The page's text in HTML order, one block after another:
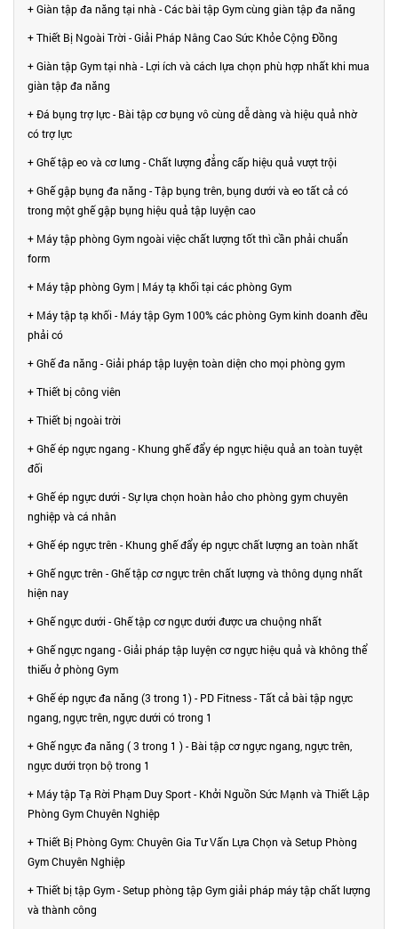
+ Giàn tập đa năng tại nhà - Các bài tập Gym cùng giàn tập đa năng
+ Thiết Bị Ngoài Trời - Giải Pháp Nâng Cao Sức Khỏe Cộng Đồng
+ Giàn tập Gym tại nhà - Lợi ích và cách lựa chọn phù hợp nhất khi mua
giàn tập đa năng
+ Đá bụng trợ lực - Bài tập cơ bụng vô cùng dễ dàng và hiệu quả nhờ
có trợ lực
+ Ghế tập eo và cơ lưng - Chất lượng đẳng cấp hiệu quả vượt trội
+ Ghế gập bụng đa năng - Tập bụng trên, bụng dưới và eo tất cả có
trong một ghế gập bụng hiệu quả tập luyện cao
+ Máy tập phòng Gym ngoài việc chất lượng tốt thì cần phải chuẩn
form
+ Máy tập phòng Gym | Máy tạ khối tại các phòng Gym
+ Máy tập tạ khối - Máy tập Gym 100% các phòng Gym kinh doanh đều
phải có
+ Ghế đa năng - Giải pháp tập luyện toàn diện cho mọi phòng gym
+ Thiết bị công viên
+ Thiết bị ngoài trời
+ Ghế ép ngực ngang - Khung ghế đẩy ép ngực hiệu quả an toàn tuyệt
đối
+ Ghế ép ngực dưới - Sự lựa chọn hoàn hảo cho phòng gym chuyên
nghiệp và cá nhân
+ Ghế ép ngực trên - Khung ghế đẩy ép ngực chất lượng an toàn nhất
+ Ghế ngực trên - Ghế tập cơ ngực trên chất lượng và thông dụng nhất
hiện nay
+ Ghế ngực dưới - Ghế tập cơ ngực dưới được ưa chuộng nhất
+ Ghế ngực ngang - Giải pháp tập luyện cơ ngực hiệu quả và không thể
thiếu ở phòng Gym
+ Ghế ép ngực đa năng (3 trong 1) - PD Fitness - Tất cả bài tập ngực
ngang, ngực trên, ngực dưới có trong 1
+ Ghế ngực đa năng ( 3 trong 1 ) - Bài tập cơ ngực ngang, ngực trên,
ngực dưới trọn bộ trong 1
+ Máy tập Tạ Rời Phạm Duy Sport - Khởi Nguồn Sức Mạnh và Thiết Lập
Phòng Gym Chuyên Nghiệp
+ Thiết Bị Phòng Gym: Chuyên Gia Tư Vấn Lựa Chọn và Setup Phòng
Gym Chuyên Nghiệp
+ Thiết bị tập Gym - Setup phòng tập Gym giải pháp máy tập chất lượng
và thành công